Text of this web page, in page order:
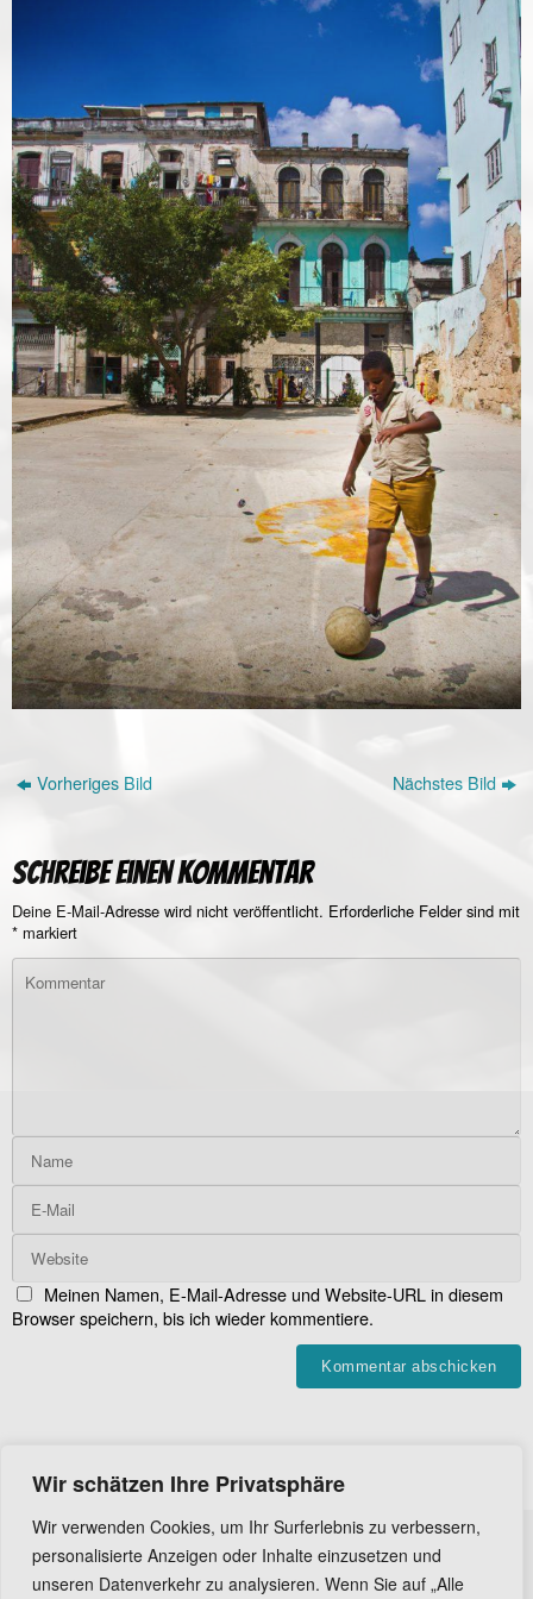
Wir schätzen Ihre Privatsphäre
Wir verwenden Cookies, um Ihr Surferlebnis zu verbessern,
personalisierte Anzeigen oder Inhalte einzusetzen und
unseren Datenverkehr zu analysieren. Wenn Sie auf „Alle
Vorheriges Bild Nächstes Bild
Schreibe einen Kommentar
Deine E-Mail-Adresse wird nicht veröffentlicht. Erforderliche Felder sind mit
* markiert
Meinen Namen, E-Mail-Adresse und Website-URL in diesem
Browser speichern, bis ich wieder kommentiere.
© 2014-2022 Big Easy Studio - Alle Rechte vorbehalten